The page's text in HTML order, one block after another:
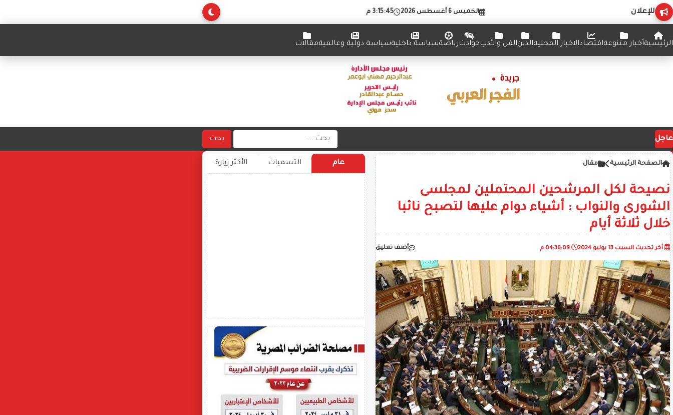
للإعلان الخميس 6 أغسطس 2026 3:15:46 م
الرئيسيةأخبار متنوعةاقتصادالاخبار المحليةالدينالفن والأدبحوادثرياضةسياسة داخليةسياسة دولية وعالميةمقالات
عاجل بحث
الصفحة الرئيسية مقال
نصيحة لكل المرشحين المحتملين لمجلسى
الشورى والنواب : أشياء دوام عليها لتصبح نائبا
خلال ثلاثة أيام
أخر تحديث السبت 13 يوليو 2024 أضف تعليق
عام التسميات الأكثر زيارة